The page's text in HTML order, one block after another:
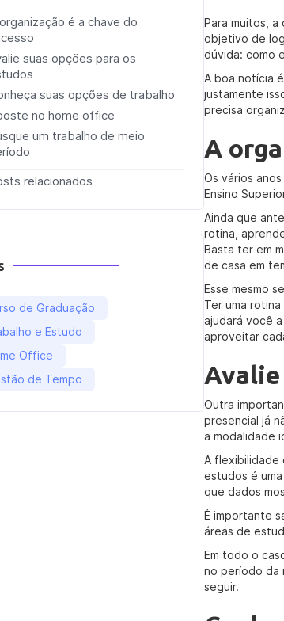
é a chave do
suas opções para os
suas opções de trabalho
no home office
um trabalho de meio
relacionados
de Graduação
e Estudo
Office
de Tempo
Para muitos,
objetivo de
dúvida: como
A boa notícia
justamente
precisa
A
Os vários
Ensino
Ainda que
rotina,
Basta ter em
de casa em
Esse mesmo
Ter uma
ajudará você
aproveitar
Avalie
Outra
presencial já
a modalidade
A flexibilidade
estudos é
que dados
É importante
áreas de
Em todo o
no período da
seguir.